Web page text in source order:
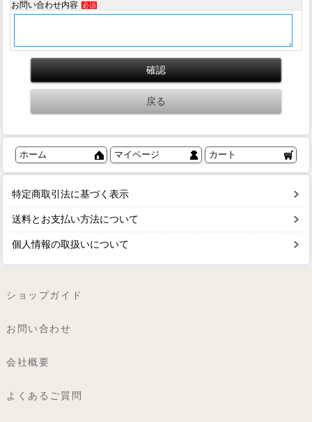
お問い合わせ内容 必須
ホーム マイページ カート
特定商取引法に基づく表示
送料とお支払い方法について
個人情報の取扱いについて
ショップガイド
お問い合わせ
会社概要
よくあるご質問